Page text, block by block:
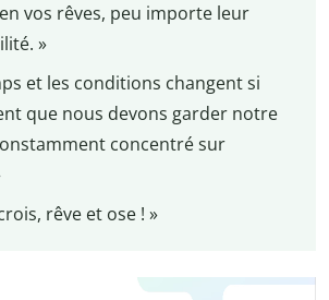
vos rêves, peu importe leur
»
et les conditions changent si
que nous devons garder notre
concentré sur
rêve et ose ! »